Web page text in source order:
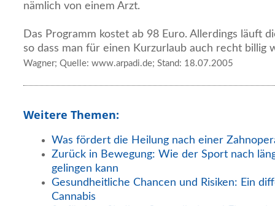
nämlich von einem Arzt.
Das Programm kostet ab 98 Euro. Allerdings läuft
so dass man für einen Kurzurlaub auch recht billig
Wagner; Quelle: www.arpadi.de; Stand: 18.07.2005
Weitere Themen:
Was fördert die Heilung nach einer
Zurück in Bewegung: Wie der Sport nach
gelingen kann
Gesundheitliche Chancen und Risiken: Ein
Cannabis